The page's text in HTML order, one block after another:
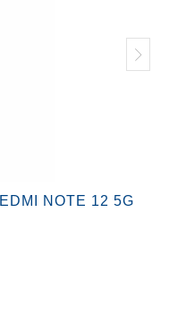
NOTE 12 5G